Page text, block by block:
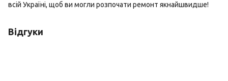
всій Україні, щоб ви могли розпочати ремонт якнайшвидше!
Відгуки